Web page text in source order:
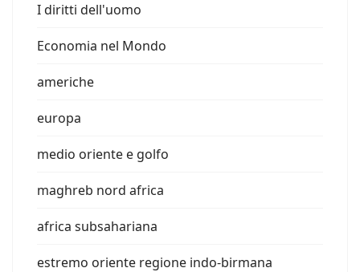
I diritti dell'uomo
Economia nel Mondo
americhe
europa
medio oriente e golfo
maghreb nord africa
africa subsahariana
estremo oriente regione indo-birmana